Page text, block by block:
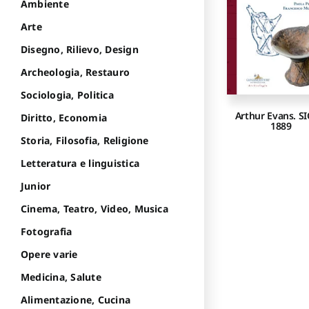
Arthur Evans.
1889
Ambiente
Arte
Disegno, Rilievo, Design
Archeologia, Restauro
Sociologia, Politica
Diritto, Economia
Storia, Filosofia, Religione
Letteratura e linguistica
Junior
Cinema, Teatro, Video, Musica
Fotografia
Opere varie
Medicina, Salute
Alimentazione, Cucina